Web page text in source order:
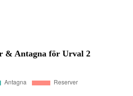
& Antagna för Urval 2